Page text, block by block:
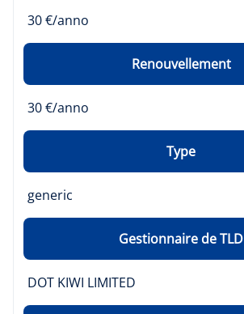
30 €/anno
Renouvellement
30 €/anno
Type
generic
Gestionnaire de TLD
DOT KIWI LIMITED